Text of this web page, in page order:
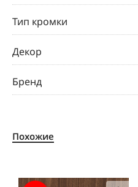
Тип кромки
Декор
Бренд
Похожие